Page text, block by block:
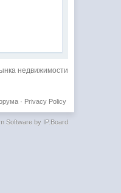
недвижимости
Privacy Policy
·
Software by IP.Board